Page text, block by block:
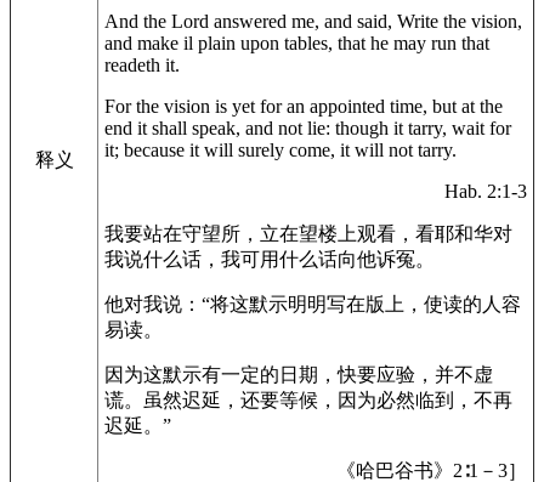
释义
And the Lord answered me, and said, Write the vision,
and make il plain upon tables, that he may run that
readeth it.
For the vision is yet for an appointed time, but at the
end it shall speak, and not lie: though it tarry, wait for
it; because it will surely come, it will not tarry.
Hab. 2:1-3
我要站在守望所，立在望楼上观看，看耶和华对
我说什么话，我可用什么话向他诉冤。
他对我说：“将这默示明明写在版上，使读的人容
易读。
因为这默示有一定的日期，快要应验，并不虚
谎。虽然迟延，还要等候，因为必然临到，不再
迟延。”
《哈巴谷书》2∶1－3］